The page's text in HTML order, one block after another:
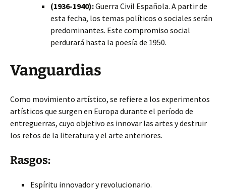
(1936-1940):Guerra Civil Española. A partir de
esta fecha, los temas políticos o sociales serán
predominantes. Este compromiso social
perdurará hasta la poesía de 1950.
Vanguardias
Como movimiento artístico, se refiere a los experimentos
artísticos que surgen en Europa durante el período de
entreguerras, cuyo objetivo es innovar las artes y destruir
los retos de la literatura y el arte anteriores.
Rasgos:
Espíritu innovador y revolucionario.